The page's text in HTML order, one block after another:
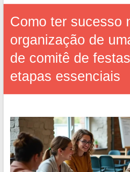
Como ter sucesso
organização de
de comitê de
etapas essenciais